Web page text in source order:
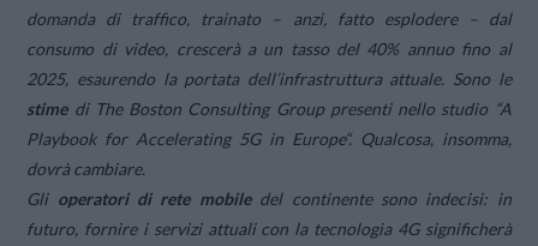
domanda di traffico, trainato – anzi, fatto esplodere – dal
consumo di video, crescerà a un tasso del 40% annuo fino al
2025, esaurendo la portata dell’infrastruttura attuale. Sono le
stimedi The Boston Consulting Grouppresenti nello studio “A
Playbook for Accelerating 5G in Europe“. Qualcosa, insomma,
dovrà cambiare.
Gli operatori di rete mobiledel continente sono indecisi: in
futuro, fornire i servizi attuali con la tecnologia 4G significherà